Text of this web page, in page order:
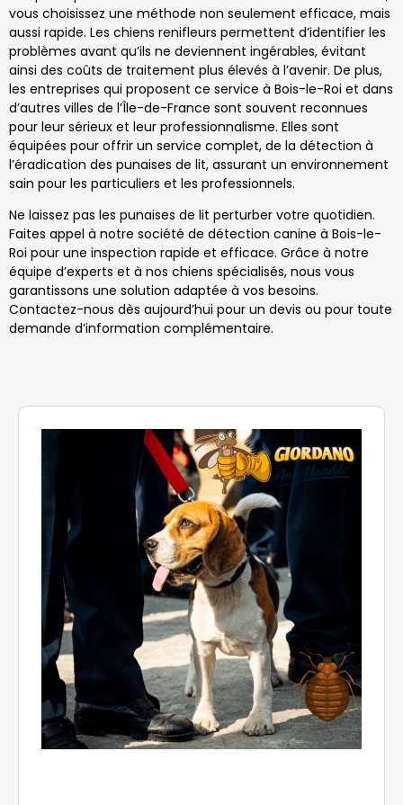
vous choisissez une méthode non seulement efficace, mais
aussi rapide. Les chiens renifleurs permettent d’identifier les
problèmes avant qu’ils ne deviennent ingérables, évitant
ainsi des coûts de traitement plus élevés à l’avenir. De plus,
les entreprises qui proposent ce service à Bois-le-Roi et dans
d’autres villes de l’Île-de-France sont souvent reconnues
pour leur sérieux et leur professionnalisme. Elles sont
équipées pour offrir un service complet, de la détection à
l’éradication des punaises de lit, assurant un environnement
sain pour les particuliers et les professionnels.
Ne laissez pas les punaises de lit perturber votre quotidien.
Faites appel à notre société de détection canine à Bois-le-
Roi pour une inspection rapide et efficace. Grâce à notre
équipe d’experts et à nos chiens spécialisés, nous vous
garantissons une solution adaptée à vos besoins.
Contactez-nous dès aujourd’hui pour un devis ou pour toute
demande d’information complémentaire.